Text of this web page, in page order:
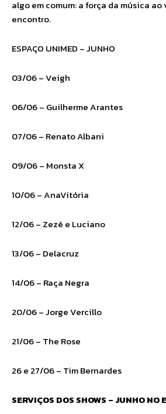
algo em comum: a força da música
encontro.
ESPAÇO UNIMED – JUNHO
03/06 – Veigh
06/06 – Guilherme Arantes
07/06 – Renato Albani
09/06 – Monsta X
10/06 – AnaVitória
12/06 – Zezé e Luciano
13/06 – Delacruz
14/06 – Raça Negra
20/06 – Jorge Vercillo
21/06 – The Rose
26 e 27/06 – Tim Bernardes
SERVIÇOS DOS SHOWS – JUNHO NO